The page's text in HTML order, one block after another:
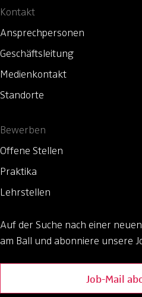
Kontakt
Ansprechpersonen
Geschäftsleitung
Medienkontakt
Standorte
Bewerben
Offene Stellen
Praktika
Lehrstellen
Auf der Suche nach einer
am Ball und abonniere unsere
Job-Mail